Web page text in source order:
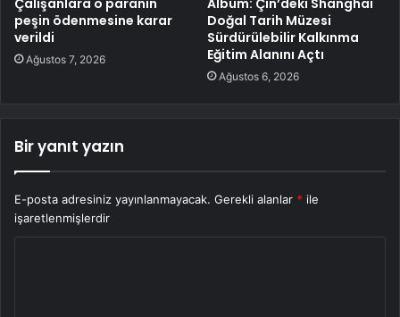
peşin ödenmesine karar
verildi
Ağustos 7, 2026
Doğal Tarih Müzesi
Sürdürülebilir Kalkınma
Eğitim Alanını Açtı
Ağustos 6, 2026
Bir yanıt yazın
E-posta adresiniz yayınlanmayacak. Gerekli alanlar * ile
işaretlenmişlerdir